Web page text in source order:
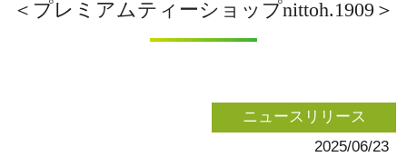
＜プレミアムティーショップnittoh.1909＞
ニュースリリース
2025/06/23